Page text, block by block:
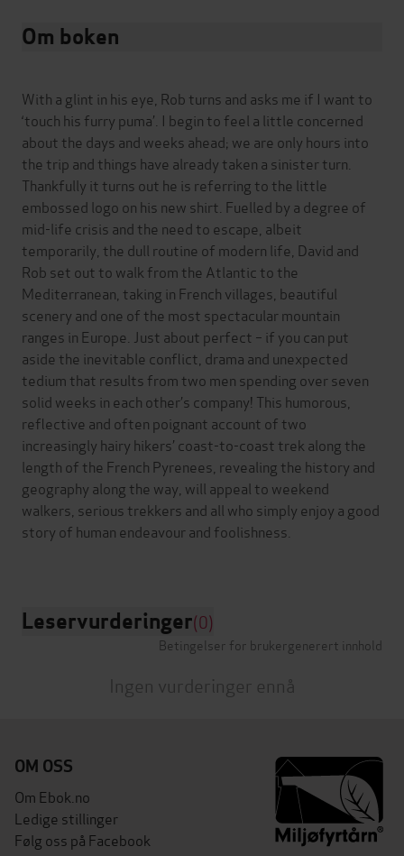
Om boken
With a glint in his eye, Rob turns and asks me if I want to
‘touch his furry puma’. I begin to feel a little concerned
about the days and weeks ahead; we are only hours into
the trip and things have already taken a sinister turn.
Thankfully it turns out he is referring to the little
embossed logo on his new shirt. Fuelled by a degree of
mid-life crisis and the need to escape, albeit
temporarily, the dull routine of modern life, David and
Rob set out to walk from the Atlantic to the
Mediterranean, taking in French villages, beautiful
scenery and one of the most spectacular mountain
ranges in Europe. Just about perfect – if you can put
aside the inevitable conflict, drama and unexpected
tedium that results from two men spending over seven
solid weeks in each other’s company! This humorous,
reflective and often poignant account of two
increasingly hairy hikers’ coast-to-coast trek along the
length of the French Pyrenees, revealing the history and
geography along the way, will appeal to weekend
walkers, serious trekkers and all who simply enjoy a good
story of human endeavour and foolishness.
Leservurderinger(0)
Betingelser for brukergenerert innhold
Ingen vurderinger ennå
OM OSS
Om Ebok.no
Ledige stillinger
Følg oss på Facebook